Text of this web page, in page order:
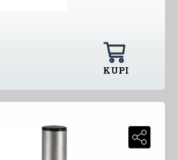
KUPI